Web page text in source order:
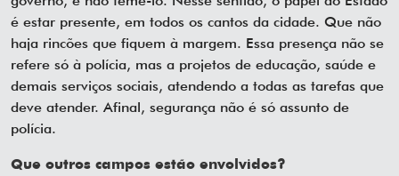
é estar presente, em todos os cantos da cidade. Que não
haja rincões que fiquem à margem. Essa presença não se
refere só à polícia, mas a projetos de educação, saúde e
demais serviços sociais, atendendo a todas as tarefas que
deve atender. Afinal, segurança não é só assunto de
polícia.
Que outros campos estão envolvidos?